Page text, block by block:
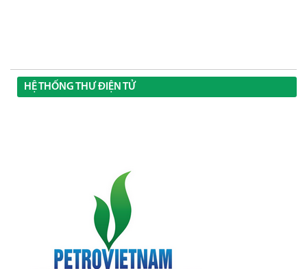
HỆ THỐNG THƯ ĐIỆN TỬ